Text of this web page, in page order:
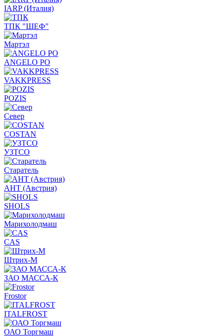
IARP (Италия)
ТПК "ШЕФ"
Мартэл
ANGELO PO
VAKKPRESS
POZIS
Север
COSTAN
УЗТСО
Старатель
АНТ (Австрия)
SHOLS
Марихолодмаш
CAS
Штрих-М
ЗАО МАССА-К
Frostor
ITALFROST
ОАО Торгмаш